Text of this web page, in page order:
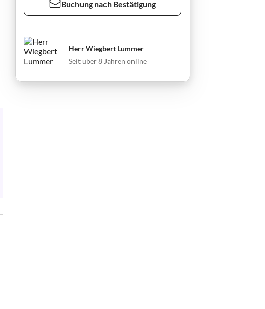
Buchung nach Bestätigung
Herr Wiegbert Lummer
Seit über 8 Jahren online